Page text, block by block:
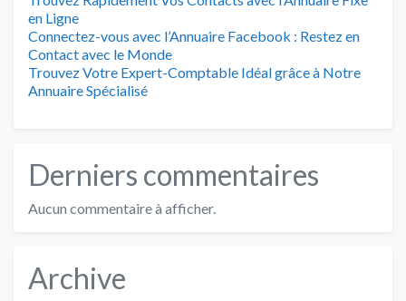
en Ligne
Connectez-vous avec l’Annuaire Facebook : Restez en
Contact avec le Monde
Trouvez Votre Expert-Comptable Idéal grâce à Notre
Annuaire Spécialisé
Derniers commentaires
Aucun commentaire à afficher.
Archive